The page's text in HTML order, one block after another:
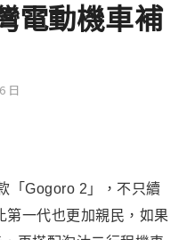
電動機車補
日
「Gogoro 2」，不只續
第一代也更加親民，如果